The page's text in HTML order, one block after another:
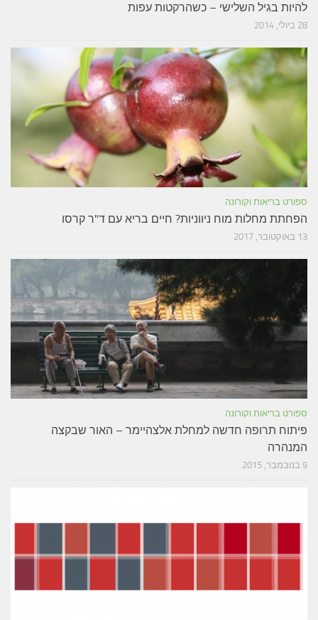
להיות בגיל השלישי – כשהרקטות עפות
28 ביולי, 2014
ספורט בריאות וקורונה
הפחתת מחלות מוח ניווניות? חיים בריא עם ד"ר קרסו
13 באוקטובר, 2017
ספורט בריאות וקורונה
פיתוח תרופה חדשה למחלת אלצהיימר – האור שבקצה
המנהרה
9 בנובמבר, 2015